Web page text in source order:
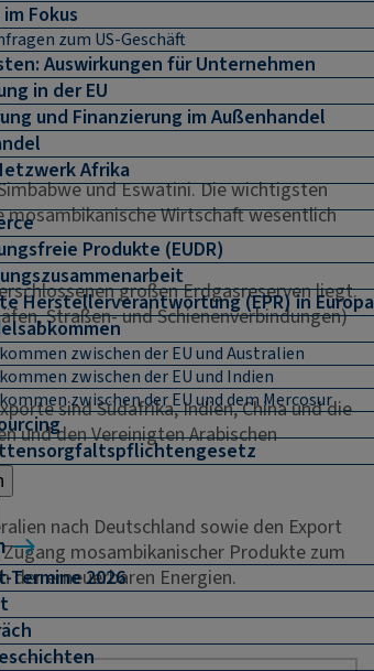
Fokus
zum US-Geschäft
Auswirkungen für Unternehmen
in der EU
und Finanzierung im Außenhandel
Afrika
Produkte (EUDR)
Herstellerverantwortung (EPR) in Europa
zwischen der EU und Australien
zwischen der EU und Indien
zwischen der EU und dem Mercosur
Termine 2026
und Eswatini. Die wichtigsten
Wirtschaft wesentlich
großen Erdgasreserven liegt.
Straßen- und Schienenverbindungen)
sind Südafrika, Indien, China und die
und den Vereinigten Arabischen
nach Deutschland sowie den Export
mosambikanischer Produkte zum
erneuerbaren Energien.